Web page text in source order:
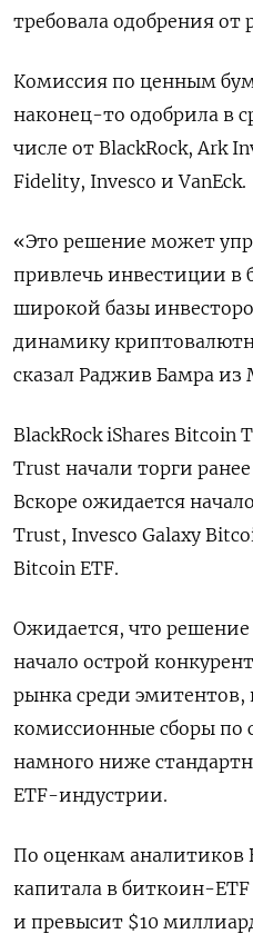
требовала одобрения от
Комиссия по ценным
наконец-то одобрила в
числе от BlackRock, Ark
Fidelity, Invesco и VanEck.
«Это решение может
привлечь инвестиции в
широкой базы
динамику
сказал Раджив Бамра из
BlackRock iShares Bitcoin
Trust начали торги
Вскоре ожидается
Trust, Invesco Galaxy
Bitcoin ETF.
Ожидается, что
начало острой
рынка среди
комиссионные сборы по
намного ниже
ETF-индустрии.
По оценкам аналитиков
капитала в биткоин-ETF
и превысит $10